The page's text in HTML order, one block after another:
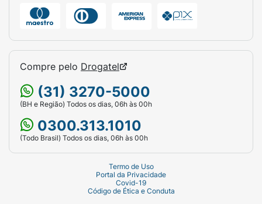
Compre pelo Drogatel
(31) 3270-5000
(BH e Região) Todos os dias, 06h às 00h
0300.313.1010
(Todo Brasil) Todos os dias, 06h às 00h
Termo de Uso
Portal da Privacidade
Covid-19
Código de Ética e Conduta